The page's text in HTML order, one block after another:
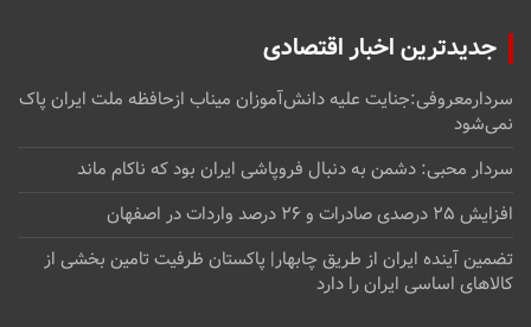
جدیدترین اخبار اقتصادی
سردارمعروفی:جنایت علیه دانش‌آموزان میناب ازحافظه ملت ایران پاک
نمی‌شود
سردار محبی: دشمن به دنبال فروپاشی ایران بود که ناکام ماند
افزایش ۲۵ درصدی صادرات و ۲۶ درصد واردات در اصفهان
تضمین آینده ایران از طریق چابهار| پاکستان ظرفیت تامین بخشی از
کالاهای اساسی ایران را دارد